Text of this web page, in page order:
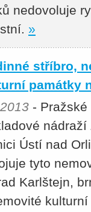
nedovoluje
»
stříbro,
památky
-
Ústí nad
tyto
Karlštejn,